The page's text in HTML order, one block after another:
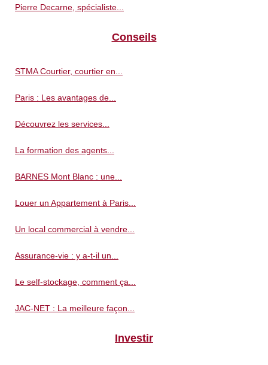
Pierre Decarne, spécialiste...
Conseils
STMA Courtier, courtier en...
Paris : Les avantages de...
Découvrez les services...
La formation des agents...
BARNES Mont Blanc : une...
Louer un Appartement à Paris...
Un local commercial à vendre...
Assurance-vie : y a-t-il un...
Le self-stockage, comment ça...
JAC-NET : La meilleure façon...
Investir